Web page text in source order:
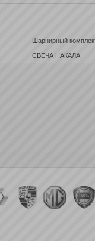
Шарнирный
СВЕЧА НАКАЛА